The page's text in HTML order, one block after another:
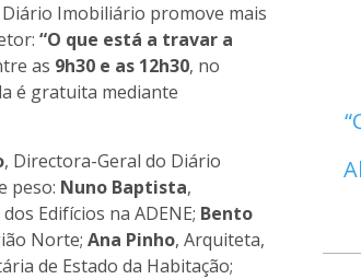
Imobiliário promove mais
“O que está a travar a
as 9h30 e as 12h30, no
é gratuita mediante
, Directora-Geral do Diário
peso: Nuno Baptista,
Edifícios na ADENE; Bento
Norte;Ana Pinho, Arquiteta,
de Estado da Habitação;